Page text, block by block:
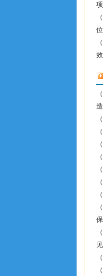
效
见